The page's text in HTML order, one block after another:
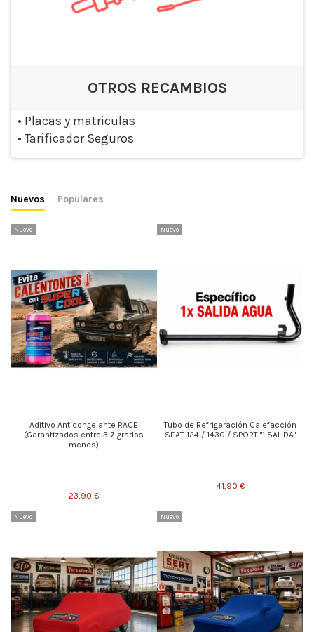
OTROS RECAMBIOS
• Placas y matriculas
• Tarificador Seguros
Nuevos Populares
Nuevo
Aditivo Anticongelante RACE
(Garantizados entre 3-7 grados
menos)
23,90 €
Nuevo
Tubo de Refrigeración Calefacción
SEAT 124 / 1430 / SPORT "1 SALIDA"
41,90 €
Nuevo Nuevo